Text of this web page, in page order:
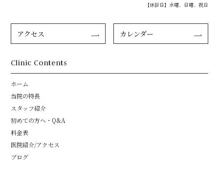
シーラントにともなう一般的なリスク・副作用
保険診療となるのは、基本的には6～12歳の子どもで、初期の
虫歯があると診断された乳歯か、生えたての永久歯に限りま
行なう場合は自費診療（保険適用外）となります。詳細は歯
科医師にご確認ください。
処置後少しずつはがれてくるので、効果は永続的ではありま
せん。はがれてきたら、再度処置してもらう必要がありま
す。
見が遅れる可能性があるため、継続的な定期検診の受診が必
要です。
【休診日】水曜、日曜、祝日
アクセス カレンダー
Clinic Contents
ホーム
当院の特長
スタッフ紹介
初めての方へ・Q&A
料金表
医院紹介/アクセス
ブログ